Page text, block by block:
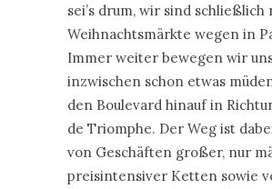
sei’s drum, wir sind
Weihnachtsmärkte wegen in
Immer weiter bewegen wir
inzwischen schon etwas
den Boulevard hinauf in
de Triomphe. Der Weg ist
von Geschäften großer, nur
preisintensiver Ketten sowie